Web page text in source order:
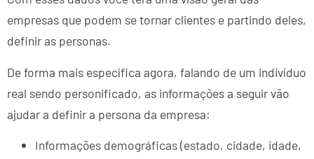
empresas que podem se tornar clientes e partindo deles,
definir as personas.
De forma mais específica agora, falando de um indivíduo
real sendo personificado, as informações a seguir vão
ajudar a definir a persona da empresa:
Informações demográficas (estado, cidade, idade,